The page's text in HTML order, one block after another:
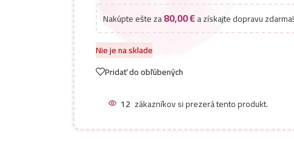
Nakúpte ešte za80,00€a získajte dopravu zdarma!
Nie je na sklade
Pridať do obľúbených
12 zákazníkov si prezerá tento produkt.